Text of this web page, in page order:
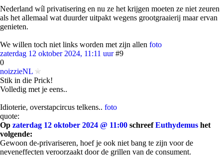
Nederland wíl privatisering en nu ze het krijgen moeten ze niet zeuren
als het allemaal wat duurder uitpakt wegens grootgraaierij maar ervan
genieten.
We willen toch niet links worden met zijn allen foto
zaterdag 12 oktober 2024, 11:11 uur #9
0
noizzieNL
Stik in die Prick!
Volledig met je eens..
Idioterie, overstapcircus telkens.. foto
quote:
Op zaterdag 12 oktober 2024 @ 11:00 schreefEuthydemus het
volgende:
Gewoon de-privariseren, hoef je ook niet bang te zijn voor de
neveneffecten veroorzaakt door de grillen van de consument.